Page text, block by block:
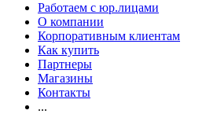
Работаем с юр.лицами
О компании
Корпоративным клиентам
Как купить
Партнеры
Магазины
Контакты
...